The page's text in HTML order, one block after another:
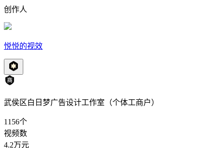
创作人
悦悦的视效
武侯区白日梦广告设计工作室（个体工商户）
1156个
视频数
4.2万元